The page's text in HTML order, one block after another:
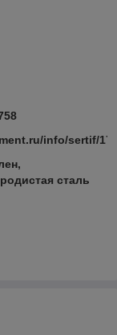
info/sertif/
сталь